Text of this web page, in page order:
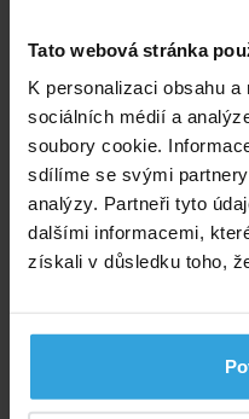
Tato webová stránka
K personalizaci obsahu
sociálních médií a
soubory cookie.
sdílíme se svými
analýzy. Partneři tyto
dalšími informacemi,
získali v důsledku toho,
v
Trubka